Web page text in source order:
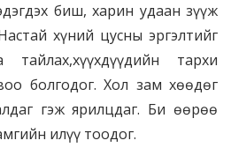
биш, харин удаан зүүж
хүний цусны эргэлтийг
тайлах,хүүхдүүдийн тархи
болгодог. Хол зам хөөдөг
гэж ярилцдаг. Би өөрөө
илүү тоодог.